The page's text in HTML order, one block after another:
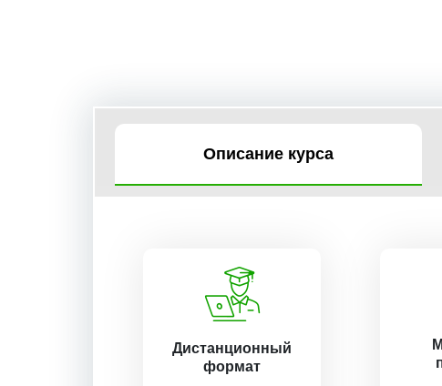
Описание курса
Дистанционный
формат